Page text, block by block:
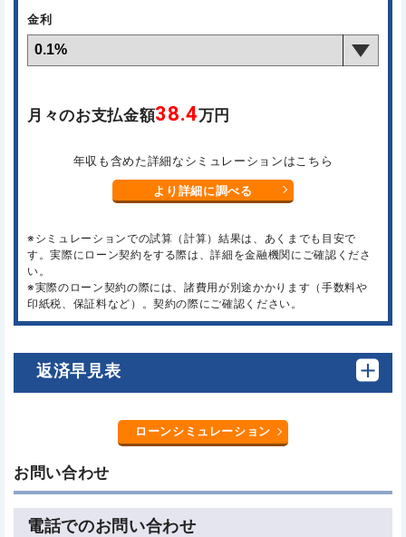
金利
月々のお支払金額38.4万円
年収も含めた詳細なシミュレーションはこちら
より詳細に調べる
※シミュレーションでの試算（計算）結果は、あくまでも目安で
す。実際にローン契約をする際は、詳細を金融機関にご確認くださ
い。
※実際のローン契約の際には、諸費用が別途かかります（手数料や
印紙税、保証料など）。契約の際にご確認ください。
返済早見表
ローンシミュレーション
お問い合わせ
電話でのお問い合わせ